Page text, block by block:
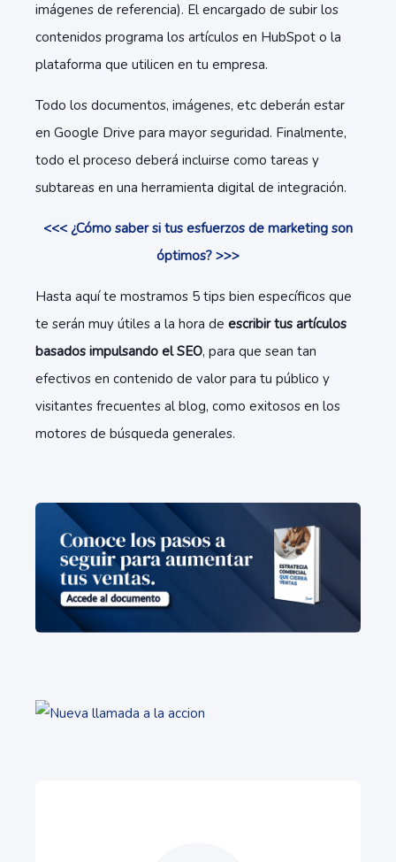
imágenes de referencia). El encargado de subir los
contenidos programa los artículos en HubSpot o la
plataforma que utilicen en tu empresa.
Todo los documentos, imágenes, etc deberán estar
en Google Drive para mayor seguridad. Finalmente,
todo el proceso deberá incluirse como tareas y
subtareas en una herramienta digital de integración.
<<< ¿Cómo saber si tus esfuerzos de marketing son
óptimos? >>>
Hasta aquí te mostramos 5 tips bien específicos que
te serán muy útiles a la hora de escribir tus artículos
basados impulsando el SEO, para que sean tan
efectivos en contenido de valor para tu público y
visitantes frecuentes al blog, como exitosos en los
motores de búsqueda generales.